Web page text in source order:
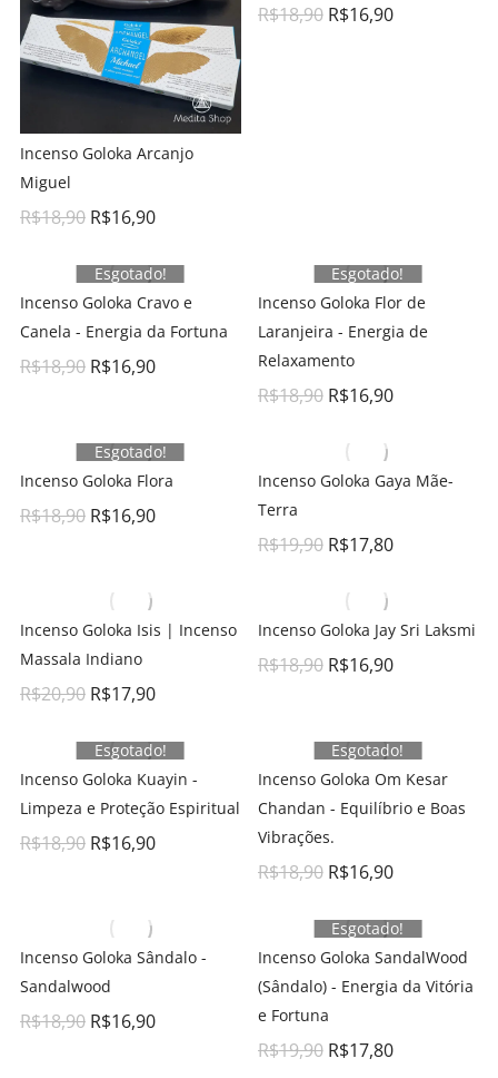
Incenso Goloka Arcanjo
Miguel
R$18,90 R$16,90
R$18,90 R$16,90
Esgotado!
Incenso Goloka Cravo e
Canela - Energia da Fortuna
R$18,90 R$16,90
Esgotado!
Incenso Goloka Flor de
Laranjeira - Energia de
Relaxamento
R$18,90 R$16,90
Esgotado!
Incenso Goloka Flora
R$18,90 R$16,90
Incenso Goloka Gaya Mãe-
Terra
R$19,90 R$17,80
Incenso Goloka Isis | Incenso
Massala Indiano
R$20,90 R$17,90
Incenso Goloka Jay Sri Laksmi
R$18,90 R$16,90
Esgotado!
Incenso Goloka Kuayin -
Limpeza e Proteção Espiritual
R$18,90 R$16,90
Esgotado!
Incenso Goloka Om Kesar
Chandan - Equilíbrio e Boas
Vibrações.
R$18,90 R$16,90
Incenso Goloka Sândalo -
Sandalwood
R$18,90 R$16,90
Esgotado!
Incenso Goloka SandalWood
(Sândalo) - Energia da Vitória
e Fortuna
R$19,90 R$17,80